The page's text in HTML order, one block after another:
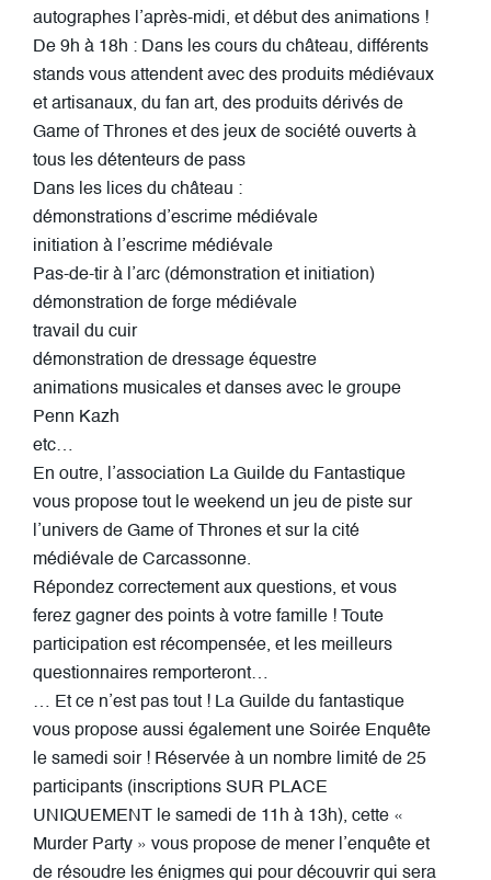
autographes l’après-midi, et début des animations !
De 9h à 18h : Dans les cours du château, différents
stands vous attendent avec des produits médiévaux
et artisanaux, du fan art, des produits dérivés de
Game of Thrones et des jeux de société ouverts à
tous les détenteurs de pass
Dans les lices du château :
démonstrations d’escrime médiévale
initiation à l’escrime médiévale
Pas-de-tir à l’arc (démonstration et initiation)
démonstration de forge médiévale
travail du cuir
démonstration de dressage équestre
animations musicales et danses avec le groupe
Penn Kazh
etc…
En outre, l’association La Guilde du Fantastique
vous propose tout le weekend un jeu de piste sur
l’univers de Game of Thrones et sur la cité
médiévale de Carcassonne.
Répondez correctement aux questions, et vous
ferez gagner des points à votre famille ! Toute
participation est récompensée, et les meilleurs
questionnaires remporteront…
… Et ce n’est pas tout ! La Guilde du fantastique
vous propose aussi également une Soirée Enquête
le samedi soir ! Réservée à un nombre limité de 25
participants (inscriptions SUR PLACE
UNIQUEMENT le samedi de 11h à 13h), cette «
Murder Party » vous propose de mener l’enquête et
de résoudre les énigmes qui pour découvrir qui sera